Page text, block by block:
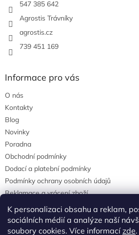
K personalizaci obsahu a reklam,
sociálních médií a analýze naší
soubory cookies. Více informacízde.
547 385 642
Agrostis Trávníky
agrostis.cz
739 451 169
Informace pro vás
O nás
Kontakty
Blog
Novinky
Poradna
Obchodní podmínky
Dodací a platební podmínky
Podmínky ochrany osobních údajů
Reklamace a vrácení zboží
agrostis.cz